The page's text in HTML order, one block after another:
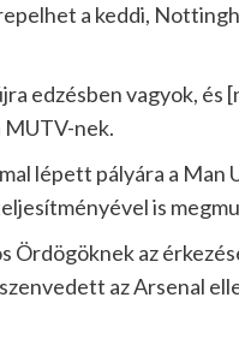
a keddi,
edzésben vagyok,
MUTV-nek.
lépett pályára a Man
is
Ördögöknek az
az Arsenal